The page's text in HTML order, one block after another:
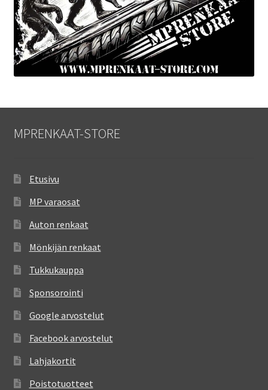
MPRENKAAT-STORE
Etusivu
MP varaosat
Auton renkaat
Mönkijän renkaat
Tukkukauppa
Sponsorointi
Google arvostelut
Facebook arvostelut
Lahjakortit
Poistotuotteet